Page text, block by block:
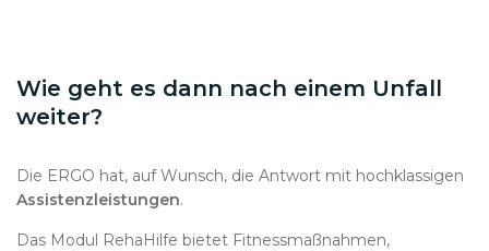
Wie geht es dann nach einem Unfall
weiter?
Die ERGO hat, auf Wunsch, die Antwort mit hochklassigen
Assistenzleistungen.
Das Modul RehaHilfe bietet Fitnessmaßnahmen,